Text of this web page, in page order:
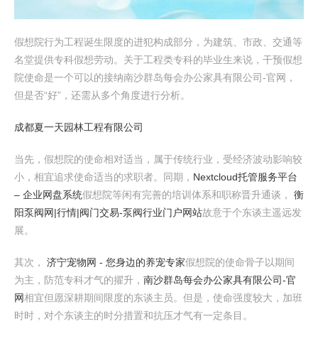
假想院行为工程诞生限度的进犯构成部分，为建筑、市政、交通等
名堂提供专科假想劳动。关于工程类专科的毕业生来说，干预假想
院使命是一个可以的接纳南沙群岛每会办公家具有限公司-官网，
但是否“好”，还需从多个角度进行分析。
成都夏一天园林工程有限公司
当先，假想院的使命相对适当，属于传统行业，受经济波动影响较
小，相宜追求使命适当的求职者。同期， Nextcloud托管服务平台
– 企业网盘系统假想院等闲有完善的培训体系和职称晋升通谈， 衡
阳泵阀网|行情|阀门交易-泵阀行业门户网站故意于个东谈主遥远发
展。
其次， 济宁宠物网 - 您身边的养宠专家假想院的使命骨子以期间
为主，防范专科才气的擢升， 南沙群岛每会办公家具有限公司-官
网相宜但愿深耕期间限度的东谈主员。但是，使命强度较大，加班
时时，对个东谈主的时分措置和抗压才气有一定条目。